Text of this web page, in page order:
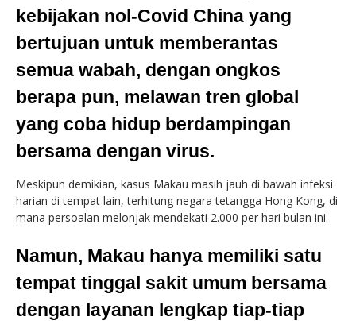
kebijakan nol-Covid China yang
bertujuan untuk memberantas
semua wabah, dengan ongkos
berapa pun, melawan tren global
yang coba hidup berdampingan
bersama dengan virus.
Meskipun demikian, kasus Makau masih jauh di bawah infeksi
harian di tempat lain, terhitung negara tetangga Hong Kong, di
mana persoalan melonjak mendekati 2.000 per hari bulan ini.
Namun, Makau hanya memiliki satu
tempat tinggal sakit umum bersama
dengan layanan lengkap tiap-tiap